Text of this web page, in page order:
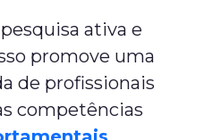
ativa e
promove uma
de profissionais
competências